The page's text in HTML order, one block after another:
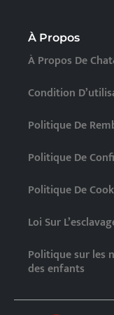
À Propos
À Propos De
Condition
Politique De
Politique De
Politique De
Loi Sur
Politique sur les
des enfants